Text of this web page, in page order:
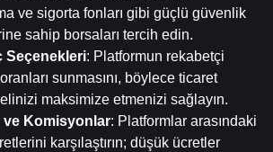
ve sigorta fonları gibi güçlü güvenlik
sahip borsaları tercih edin.
Seçenekleri: Platformun rekabetçi
sunmasını, böylece ticaret
maksimize etmenizi sağlayın.
ve Komisyonlar: Platformlar arasındaki
karşılaştırın; düşük ücretler